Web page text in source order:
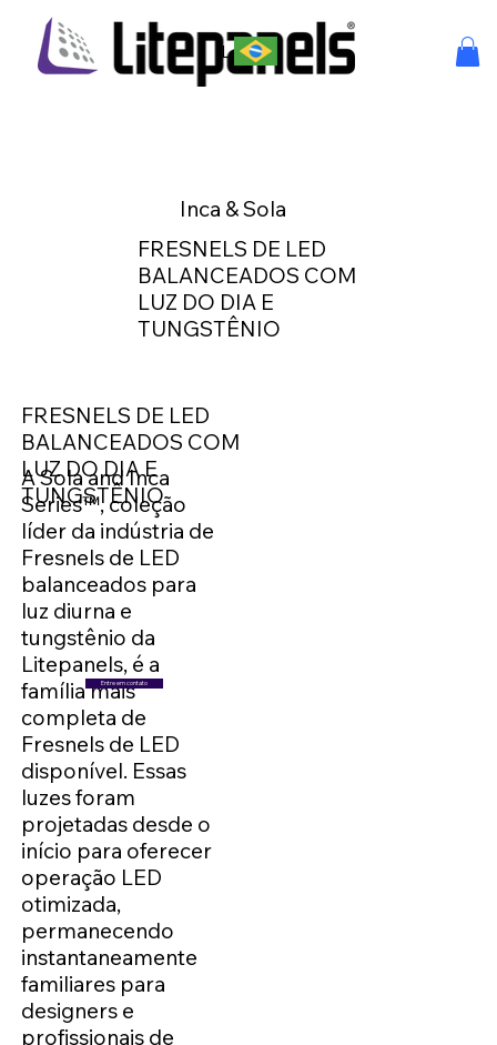
Inca & Sola
FRESNELS DE LED
BALANCEADOS COM
LUZ DO DIA E
TUNGSTÊNIO
Login
A Sola and Inca
Series™, coleção
líder da indústria de
Fresnels de LED
balanceados para
luz diurna e
tungstênio da
Litepanels, é a
família mais
completa de
Fresnels de LED
disponível. Essas
luzes foram
projetadas desde o
início para oferecer
operação LED
otimizada,
permanecendo
instantaneamente
familiares para
designers e
profissionais de
FRESNELS DE LED
BALANCEADOS COM
LUZ DO DIA E
TUNGSTÊNIO
Entre em contato